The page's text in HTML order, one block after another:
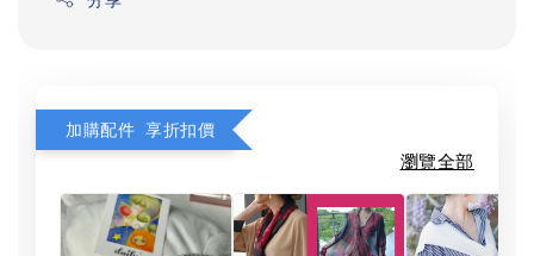
加購配件 享折扣價
瀏覽全部